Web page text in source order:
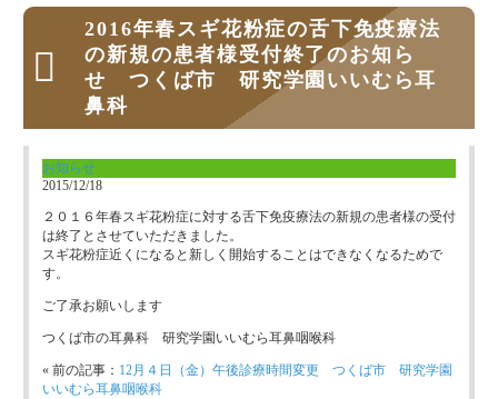
2016年春スギ花粉症の舌下免疫療法
の新規の患者様受付終了のお知ら
せ つくば市 研究学園いいむら耳
鼻科
お知らせ
2015/12/18
２０１６年春スギ花粉症に対する舌下免疫療法の新規の患者様の受付
は終了とさせていただきました。
スギ花粉症近くになると新しく開始することはできなくなるためで
す。
ご了承お願いします
つくば市の耳鼻科 研究学園いいむら耳鼻咽喉科
« 前の記事： 12月４日（金）午後診療時間変更 つくば市 研究学園
いいむら耳鼻咽喉科